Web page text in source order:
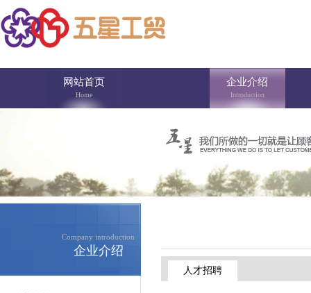
网站首页
Home
企业介绍
Introduction
Company introduction
企业介绍
人才招聘